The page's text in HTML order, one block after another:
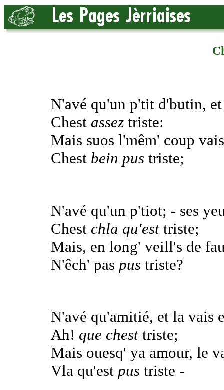
N'avé qu'un p'tit d'butin,
Chest assez triste:
Mais suos l'mêm' coup
Chest bein pus triste;
N'avé qu'un p'tiot; - ses
Chest chla qu'est triste;
Mais, en long' veill's de
N'êch' pas pus triste?
N'avé qu'amitié, et la vais
Ah! que chesttriste;
Mais ouesq' ya amour, le
Vla qu'est pus triste -